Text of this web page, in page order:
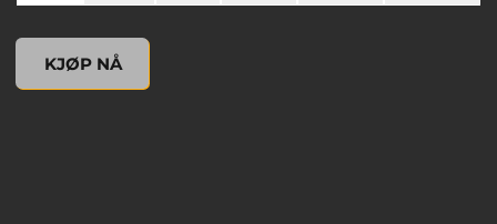
KJØP NÅ
undefined, , 0,00 USD